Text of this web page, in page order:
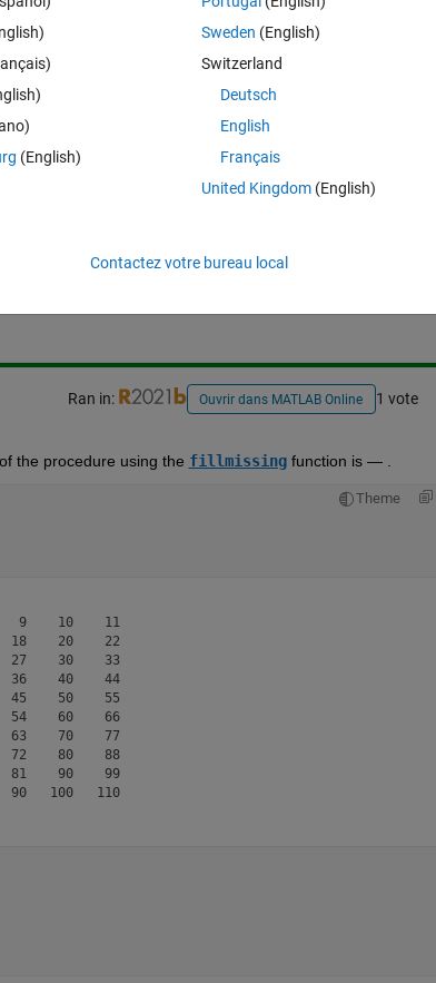
Ran in: Ouvrir dans MATLAB Online 1 vote
the procedure using the fillmissing function is — .
Theme
9    10    11
18    20    22
27    30    33
36    40    44
45    50    55
54    60    66
63    70    77
72    80    88
81    90    99
    10    20    30    40    50    60    70    80    90   100   110
(English)
Sweden (English)
Switzerland
Deutsch
English
Français
United Kingdom(English)
Contactez votre bureau local